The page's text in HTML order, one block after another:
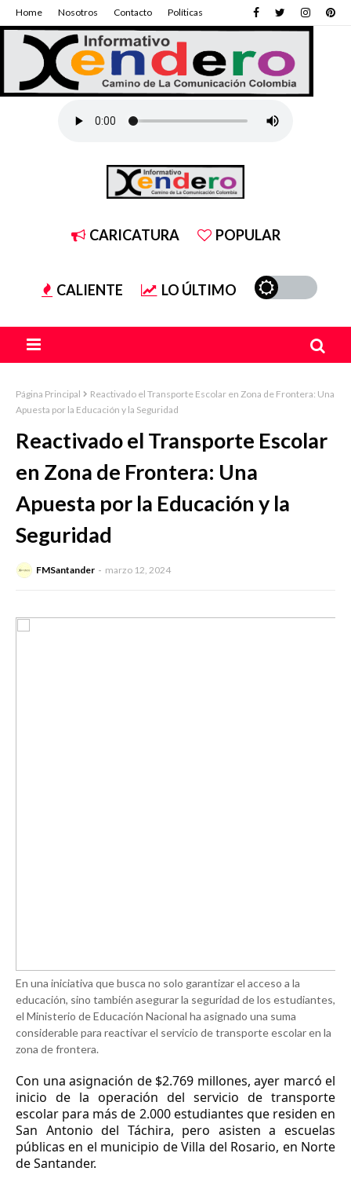
Home Nosotros Contacto Políticas
CARICATURA POPULAR
CALIENTE LO ÚLTIMO
Página Principal
Reactivado el Transporte Escolar en Zona de Frontera: Una
Apuesta por la Educación y la Seguridad
Reactivado el Transporte Escolar
en Zona de Frontera: Una
Apuesta por la Educación y la
Seguridad
FMSantander marzo 12, 2024
En una iniciativa que busca no solo garantizar el acceso a la
educación, sino también asegurar la seguridad de los estudiantes,
el Ministerio de Educación Nacional ha asignado una suma
considerable para reactivar el servicio de transporte escolar en la
zona de frontera.
Con una asignación de $2.769 millones, ayer marcó el
inicio de la operación del servicio de transporte
escolar para más de 2.000 estudiantes que residen en
San Antonio del Táchira, pero asisten a escuelas
públicas en el municipio de Villa del Rosario, en Norte
de Santander.